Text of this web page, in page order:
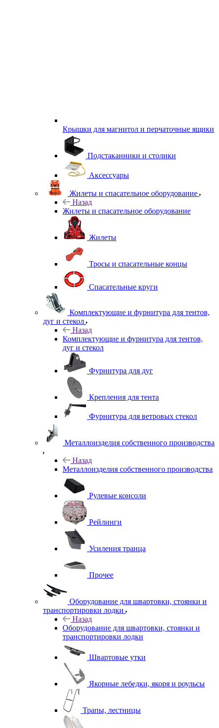
Крышки для магнитол и перчаточные ящики
Подстаканники и столики
Аксессуары
Жилеты и спасательное оборудование
Назад
Жилеты и спасательное оборудование
Жилеты
Тросы и спасательные концы
Спасательные круги
Комплектующие и фурнитура для тентов,
дуг и стекол
Назад
Комплектующие и фурнитура для тентов,
дуг и стекол
Фурнитура для дуг
Крепления для тента
Фурнитура для ветровых стекол
Металлоизделия собственного производства
Назад
Металлоизделия собственного производства
Рулевые консоли
Рейлинги
Усиления транца
Прочее
Оборудование для швартовки, стоянки и
транспортировки лодки
Назад
Оборудование для швартовки, стоянки и
транспортировки лодки
Швартовые утки
Якорные лебедки, якоря и роульсы
Трапы, лестницы